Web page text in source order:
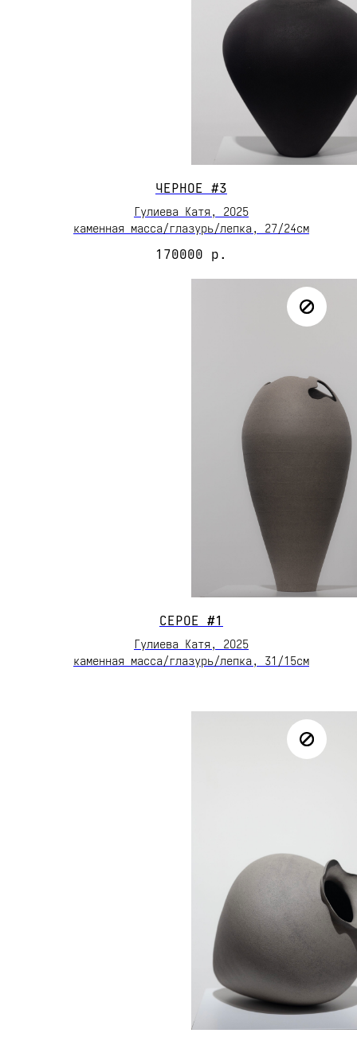
ЧЕРНОЕ #3
Гулиева Катя, 2О25
каменная масса/глазурь/лепка, 27/24см
170000 р.
СЕРОЕ #1
Гулиева Катя, 2О25
каменная масса/глазурь/лепка, 31/15см